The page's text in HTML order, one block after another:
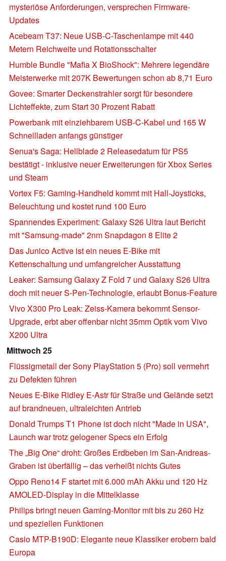
mysteriöse Anforderungen, versprechen Firmware-
Updates
Acebeam T37: Neue USB-C-Taschenlampe mit 440
Metern Reichweite und Rotationsschalter
Humble Bundle "Mafia X BioShock": Mehrere legendäre
Meisterwerke mit 207K Bewertungen schon ab 8,71 Euro
Govee: Smarter Deckenstrahler sorgt für besondere
Lichteffekte, zum Start 30 Prozent Rabatt
Powerbank mit einziehbarem USB-C-Kabel und 165 W
Schnellladen anfangs günstiger
Senua's Saga: Hellblade 2 Releasedatum für PS5
bestätigt - inklusive neuer Erweiterungen für Xbox Series
und Steam
Vortex F5: Gaming-Handheld kommt mit Hall-Joysticks,
Beleuchtung und kostet rund 100 Euro
Spannendes Experiment: Galaxy S26 Ultra laut Bericht
mit "Samsung-made" 2nm Snapdagon 8 Elite 2
Das Junico Active ist ein neues E-Bike mit
Kettenschaltung und umfangreicher Ausstattung
Leaker: Samsung Galaxy Z Fold 7 und Galaxy S26 Ultra
doch mit neuer S-Pen-Technologie, erlaubt Bonus-Feature
Vivo X300 Pro Leak: Zeiss-Kamera bekommt Sensor-
Upgrade, erbt aber offenbar nicht 35mm Optik vom Vivo
X200 Ultra
Mittwoch 25
Flüssigmetall der Sony PlayStation 5 (Pro) soll vermehrt
zu Defekten führen
Neues E-Bike Ridley E-Astr für Straße und Gelände setzt
auf brandneuen, ultraleichten Antrieb
Donald Trumps T1 Phone ist doch nicht "Made in USA",
Launch war trotz gelogener Specs ein Erfolg
The „Big One“ droht: Großes Erdbeben im San-Andreas-
Graben ist überfällig – das verheißt nichts Gutes
Oppo Reno14 F startet mit 6.000 mAh Akku und 120 Hz
AMOLED-Display in die Mittelklasse
Philips bringt neuen Gaming-Monitor mit bis zu 260 Hz
und speziellen Funktionen
Casio MTP-B190D: Elegante neue Klassiker erobern bald
Europa